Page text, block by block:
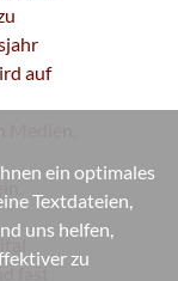
ein optimales
Textdateien,
uns helfen,
zu
auf